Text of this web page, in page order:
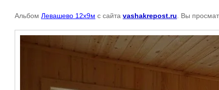
Альбом Левашево 12х9м с сайта vashakrepost.ru . Вы